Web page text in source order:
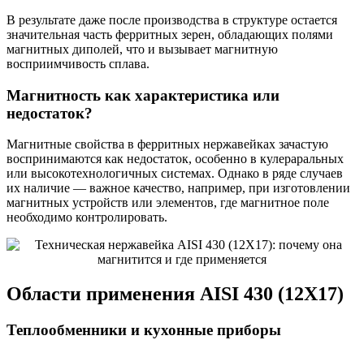
В результате даже после производства в структуре остается
значительная часть ферритных зерен, обладающих полями
магнитных диполей, что и вызывает магнитную
восприимчивость сплава.
Магнитность как характеристика или
недостаток?
Магнитные свойства в ферритных нержавейках зачастую
воспринимаются как недостаток, особенно в кулераральных
или высокотехнологичных системах. Однако в ряде случаев
их наличие — важное качество, например, при изготовлении
магнитных устройств или элементов, где магнитное поле
необходимо контролировать.
Области применения AISI 430 (12Х17)
Теплообменники и кухонные приборы